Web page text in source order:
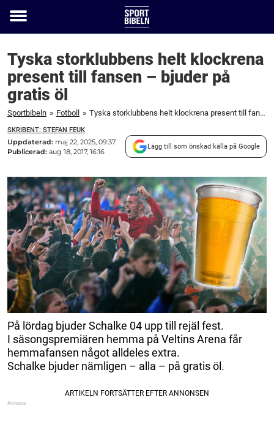
Toggle
Tyska storklubbens helt klockrena
present till fansen – bjuder på
gratis öl
Sportbibeln » Fotboll » Tyska storklubbens helt klockrena present till fansen – bjuder på gratis öl
SKRIBENT: STEFAN FEUK
Uppdaterad: maj 22, 2025, 09:37
Publicerad: aug 18, 2017, 16:16
Lägg till som önskad källa på Google
På lördag bjuder Schalke 04 upp till rejäl fest.
I säsongspremiären hemma på Veltins Arena får
hemmafansen något alldeles extra.
Schalke bjuder nämligen – alla – på gratis öl.